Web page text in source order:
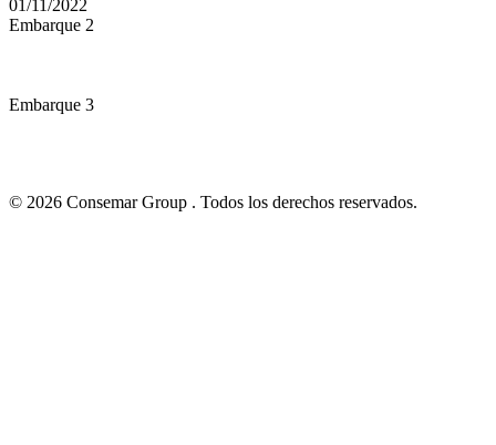
01/11/2022
Embarque 2
Embarque 3
© 2026 Consemar Group . Todos los derechos reservados.